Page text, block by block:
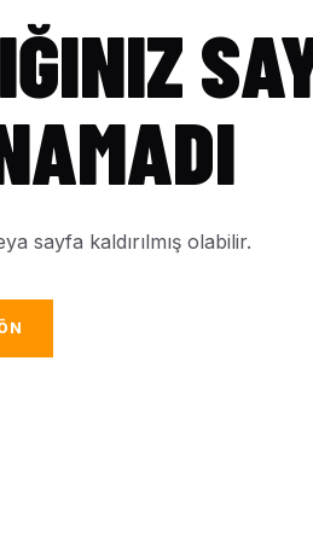
sayfa kaldırılmış olabilir.